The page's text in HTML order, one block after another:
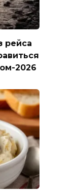
рейса
2026